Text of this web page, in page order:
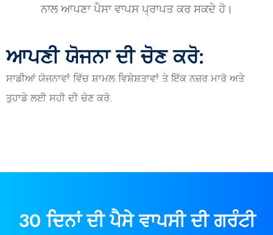
ਨਾਲ ਆਪਣਾ ਪੈਸਾ ਵਾਪਸ ਪ੍ਰਾਪਤ ਕਰ ਸਕਦੇ ਹੋ।
ਆਪਣੀ ਯੋਜਨਾ ਦੀ ਚੋਣ ਕਰੋ:
ਸਾਡੀਆਂ ਯੋਜਨਾਵਾਂ ਵਿੱਚ ਸ਼ਾਮਲ ਵਿਸ਼ੇਸ਼ਤਾਵਾਂ ਤੇ ਇੱਕ ਨਜ਼ਰ ਮਾਰੋ ਅਤੇ
ਤੁਹਾਡੇ ਲਈ ਸਹੀ ਦੀ ਚੋਣ ਕਰੋ.
30 ਦਿਨਾਂਦੀਪੈਸੇ ਵਾਪਸੀ ਦੀ ਗਰੰਟੀ